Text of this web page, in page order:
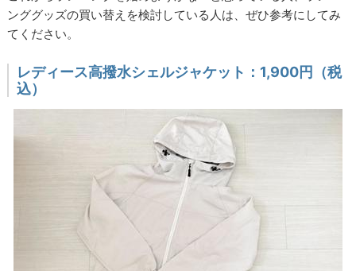
ンググッズの買い替えを検討している人は、ぜひ参考にしてみ
てください。
レディース高撥水シェルジャケット：1,900円（税
込）